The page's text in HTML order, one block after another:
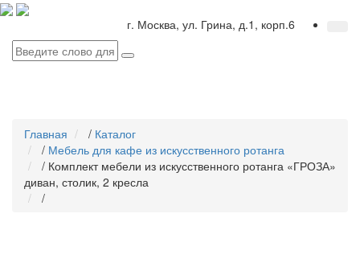
г. Москва, ул. Грина, д.1, корп.6
Главная / Каталог
/ Мебель для кафе из искусственного ротанга
/ Комплект мебели из искусственного ротанга «ГРОЗА»
диван, столик, 2 кресла
/